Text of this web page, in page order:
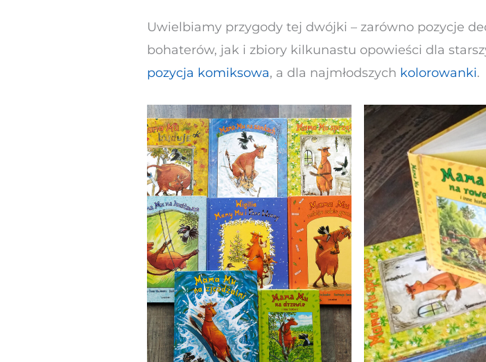
Uwielbiamy przygody tej dwójki – zarówno pozycje
bohaterów, jak i zbiory kilkunastu opowieści dla
pozycja komiksowa, a dla najmłodszych kolorowanki.